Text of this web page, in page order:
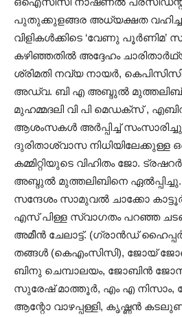
പുതുക്കുളങ്ങര അധ്യക്ഷത
വിളികൾക്കിടെ ‘വേണു പൂർണിമ’
കഴിഞ്ഞതിൽ അദ്ദേഹം
ശ്രിമതി നവ്യ നായർ,
അഡ്വ. ബി എ അബ്ദുൽ മുത്തലിബ്,
മുഹമ്മദലി വി പി മെഡക്‌സ്‌ ,
ആശംസകൾ അർപ്പിച്ച്
ദുരിതാശ്വാസ
കമ്മിറ്റിയുടെ വിഹിതം ജോ.
അബ്ദുൽ മുത്തലിബിനെ
സന്ദേശം സാമുവൽ ചാക്കോ
എസ് പിള്ള സ്വാഗതം പറഞ്ഞ
അമീൻ ചേലാട്ട്. (ഗ്രാൻഡ്
തങ്ങൾ (കെഎംസിസി), ജോയ്
ബിനു ചെമ്പാലയം, ജോബിൻ
സുരേഷ് മാത്തൂർ, എം എ നിസാം,
ആന്റോ വാഴപ്പള്ളി, കൃഷ്ണൻ